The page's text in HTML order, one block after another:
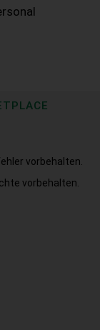
vorbehalten.
vorbehalten.